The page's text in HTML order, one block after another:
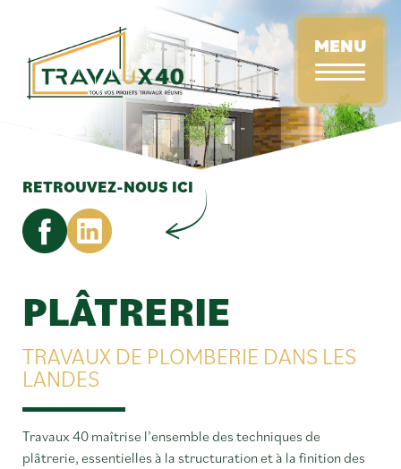
principal
MENU
PLÂTRERIE
TRAVAUX DE PLOMBERIE DANS LES
LANDES
Travaux 40 maîtrise l’ensemble des techniques de
plâtrerie, essentielles à la structuration et à la finition des
RETROUVEZ-NOUS ICI